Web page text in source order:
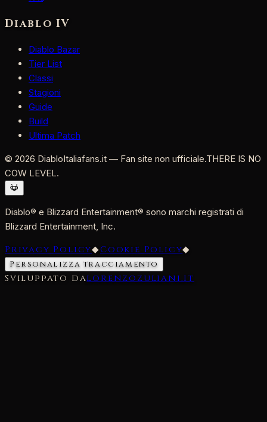
Diablo IV
Diablo Bazar
Tier List
Classi
Stagioni
Guide
Build
Ultima Patch
© 2026 DiabloItaliafans.it — Fan site non ufficiale.THERE IS NO
COW LEVEL.
Diablo® e Blizzard Entertainment® sono marchi registrati di
Blizzard Entertainment, Inc.
Privacy Policy◆Cookie Policy◆
Personalizza tracciamento
Sviluppato dalorenzozuliani.it